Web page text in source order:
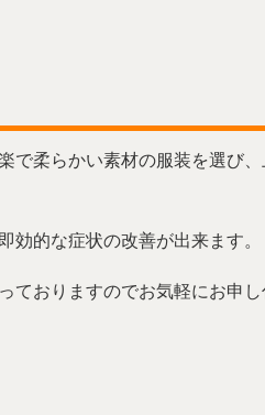
で柔らかい素材の服装を選び
効的な症状の改善が出来ます。
ておりますのでお気軽にお申し